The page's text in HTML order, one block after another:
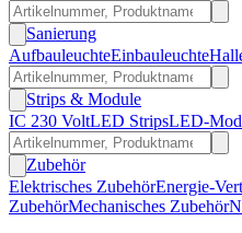
Sanierung
AufbauleuchteEinbauleuchte
Strips & Module
IC 230 VoltLED StripsLED-
Zubehör
Elektrisches ZubehörEnergie-
ZubehörMechanisches Zubehör